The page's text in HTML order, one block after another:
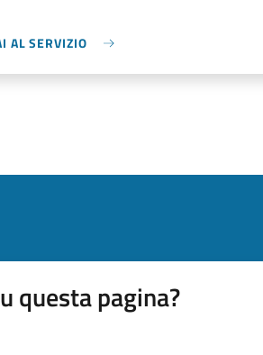
AL SERVIZIO
questa pagina?